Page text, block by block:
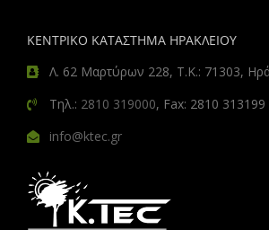
ΚΕΝΤΡΙΚΟ ΚΑΤΑΣΤΗΜΑ ΗΡΑΚΛΕΙΟΥ
Λ. 62 Μαρτύρων 228, Τ.Κ.: 71303,
Τηλ.: 2810 319000, Fax: 2810 313199
info@ktec.gr